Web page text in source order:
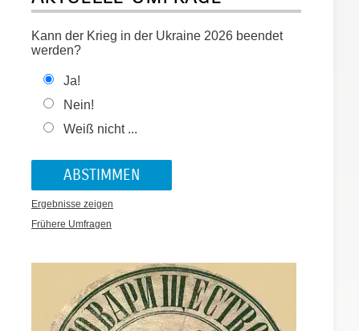
Kann der Krieg in der Ukraine 2026 beendet
werden?
Ja!
Nein!
Weiß nicht ...
Ergebnisse zeigen
Frühere Umfragen